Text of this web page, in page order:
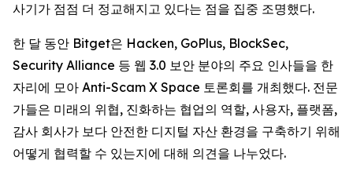
사기가 점점 더 정교해지고 있다는 점을 집중 조명했다.
한 달 동안 Bitget은 Hacken, GoPlus, BlockSec,
Security Alliance 등 웹 3.0 보안 분야의 주요 인사들을 한
자리에 모아 Anti-Scam X Space 토론회를 개최했다. 전문
가들은 미래의 위협, 진화하는 협업의 역할, 사용자, 플랫폼,
감사 회사가 보다 안전한 디지털 자산 환경을 구축하기 위해
어떻게 협력할 수 있는지에 대해 의견을 나누었다.